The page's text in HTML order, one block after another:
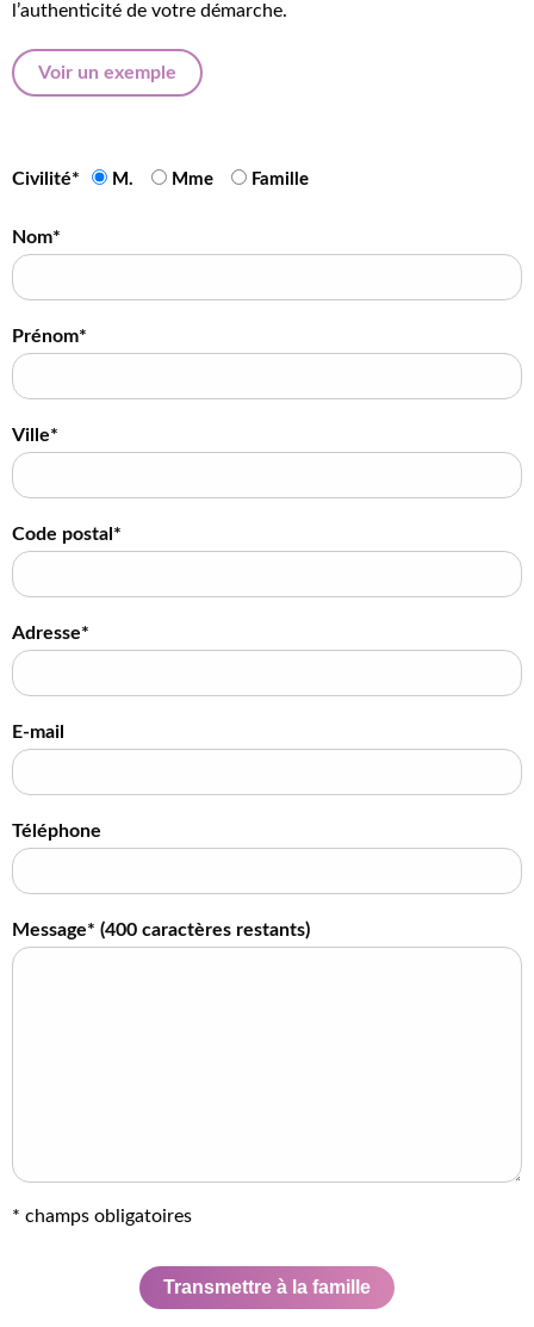
l’authenticité de votre démarche.
Voir un exemple
Civilité* M. Mme Famille
Nom*
Prénom*
Ville*
Code postal*
Adresse*
E-mail
Téléphone
Message* (400 caractères restants)
* champs obligatoires
Transmettre à la famille